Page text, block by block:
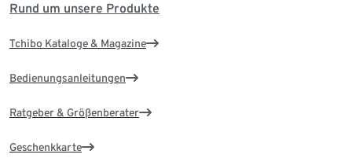
Rund um unsere Produkte
Tchibo Kataloge & Magazine
Bedienungsanleitungen
Ratgeber & Größenberater
Geschenkkarte